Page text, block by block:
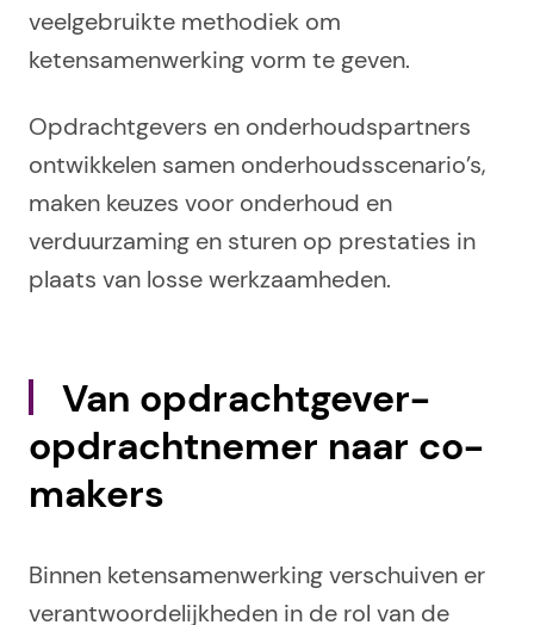
veelgebruikte methodiek om
ketensamenwerking vorm te geven.
Opdrachtgevers en onderhoudspartners
ontwikkelen samen onderhoudsscenario’s,
maken keuzes voor onderhoud en
verduurzaming en sturen op prestaties in
plaats van losse werkzaamheden.
Van opdrachtgever-
opdrachtnemer naar co-
makers
Binnen ketensamenwerking verschuiven er
verantwoordelijkheden in de rol van de